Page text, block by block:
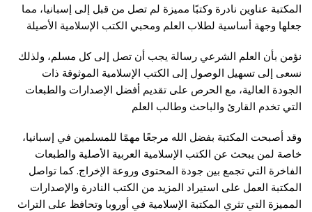
المكتبة عناوين نادرة وكتبًا مميزة لم تصل من قبل إلى إسبانيا، مما
جعلها وجهة أساسية لطلاب العلم ومحبي الكتب الإسلامية الأصيلة
نؤمن بأن العلم الشرعي رسالة يجب أن تصل إلى كل مسلم، ولذلك
نسعى إلى تسهيل الوصول إلى الكتب الإسلامية الموثوقة ذات
الجودة العالية، مع الحرص على تقديم أفضل الإصدارات والطبعات
التي تخدم القارئ والباحث وطالب العلم
وقد أصبحت المكتبة بفضل الله مرجعًا مهمًا للمسلمين في إسبانيا،
خاصة لمن يبحث عن الكتب الإسلامية العربية الأصلية والطبعات
الفاخرة التي تجمع بين جودة المحتوى وروعة الإخراج. كما تواصل
المكتبة العمل على استيراد المزيد من الكتب النادرة والإصدارات
المميزة التي تثري المكتبة الإسلامية في أوروبا وتحافظ على التراث